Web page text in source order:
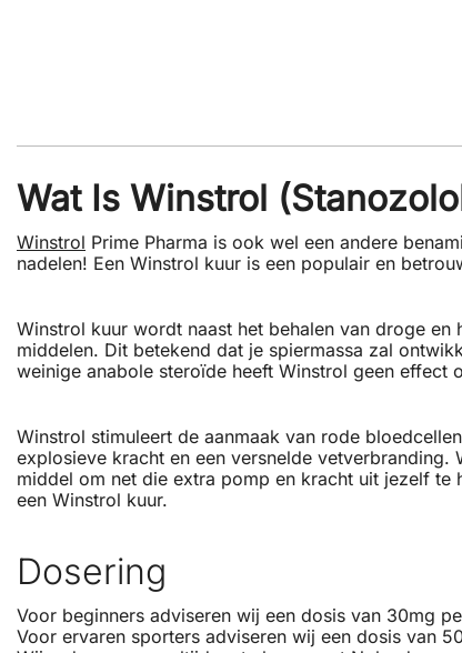
Wat Is Winstrol
Winstrol Prime Pharma is ook wel een andere
nadelen! Een Winstrol kuur is een populair en
Winstrol kuur wordt naast het behalen van droge
middelen. Dit betekend dat je spiermassa zal
weinige anabole steroïde heeft Winstrol geen effect
Winstrol stimuleert de aanmaak van rode
explosieve kracht en een versnelde
middel om net die extra pomp en kracht uit jezelf te
een Winstrol kuur.
Dosering
Voor beginners adviseren wij een dosis van 30mg
Voor ervaren sporters adviseren wij een dosis van